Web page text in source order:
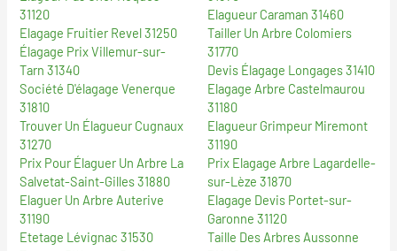
31120
Elagage Fruitier Revel 31250
Élagage Prix Villemur-sur-
Tarn 31340
Société D'élagage Venerque
31810
Trouver Un Élagueur Cugnaux
31270
Prix Pour Élaguer Un Arbre La
Salvetat-Saint-Gilles 31880
Elaguer Un Arbre Auterive
31190
Etetage Lévignac 31530
Elagueur Caraman 31460
Tailler Un Arbre Colomiers
31770
Devis Élagage Longages 31410
Elagage Arbre Castelmaurou
31180
Elagueur Grimpeur Miremont
31190
Prix Elagage Arbre Lagardelle-
sur-Lèze 31870
Elagage Devis Portet-sur-
Garonne 31120
Taille Des Arbres Aussonne